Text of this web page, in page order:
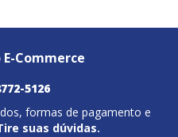
Commerce
5126
formas de pagamento e
suas dúvidas.